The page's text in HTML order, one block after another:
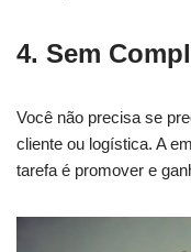
4. Sem
Você não precisa se
cliente ou logística. A
tarefa é promover e